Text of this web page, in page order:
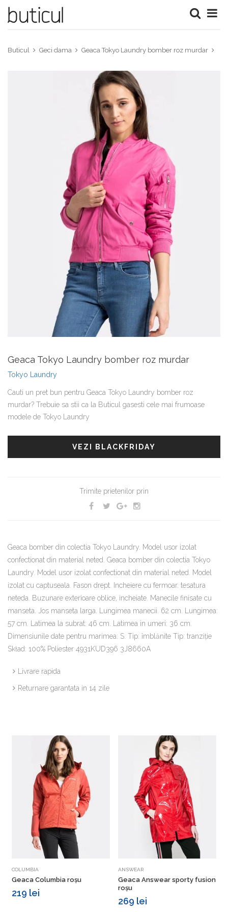
Buticul Geci dama Geaca Tokyo Laundry bomber roz murdar
Geaca Tokyo Laundry bomber roz murdar
Tokyo Laundry
Cauti un pret bun pentru Geaca Tokyo Laundry bomber roz
murdar? Trebuie sa stii ca la Buticul gasesti cele mai frumoase
modele de Tokyo Laundry
VEZI BLACKFRIDAY
Trimite prietenilor prin
Geaca bomber din colectia Tokyo Laundry. Model usor izolat
confectionat din material neted. Geaca bomber din colectia Tokyo
Laundry. Model usor izolat confectionat din material neted. Model
izolat cu captuseala. Fason drept. Incheiere cu fermoar. tesatura
neteda. Buzunare exterioare oblice, incheiate. Manecile finisate cu
manseta. Jos manseta larga. Lungimea manecii. 62 cm. Lungimea:
57 cm. Latimea la subrat: 46 cm. Latimea in umeri: 36 cm.
Dimensiunile date pentru marimea: S. Tip: îmblănite Tip: tranziţie
Skład: 100% Poliester 4931KUD396 3J8660A
Livrare rapida
Returnare garantata in 14 zile
COLUMBIA
Geaca Columbia roșu
219 lei
ANSWEAR
Geaca Answear sporty fusion
roșu
269 lei